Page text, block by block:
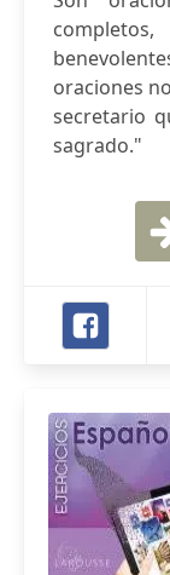
oraciones
secretario
sagrado."